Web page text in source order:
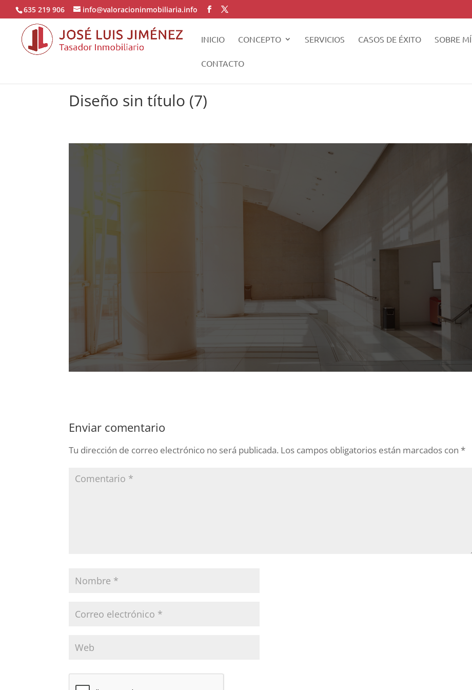
635 219 906 info@valoracioninmobiliaria.info
INICIO CONCEPTO SERVICIOS CASOS DE ÉXITO SOBRE MÍ
CONTACTO
Diseño sin título (7)
Enviar comentario
Tu dirección de correo electrónico no será publicada. Los campos obligatorios están marcados con*